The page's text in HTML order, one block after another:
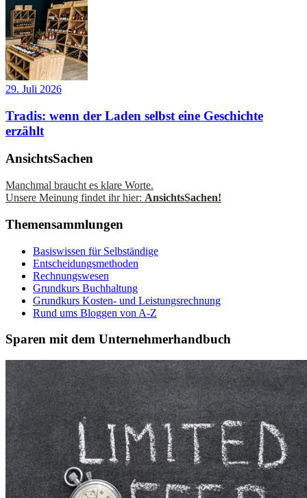
29. Juli 2026
Tradis: wenn der Laden selbst eine Geschichte
erzählt
AnsichtsSachen
Manchmal braucht es klare Worte.
Unsere Meinung findet ihr hier: AnsichtsSachen!
Themensammlungen
Basiswissen für Selbständige
Entscheidungsmethoden
Rechnungswesen
Grundkurs Buchhaltung
Grundkurs Kosten- und Leistungsrechnung
Rund ums Bloggen von A-Z
Sparen mit dem Unternehmerhandbuch